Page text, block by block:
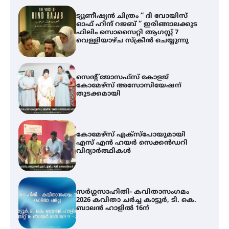
ട്യുണീഷ്യൻ ചിത്രം ” ദി വോയിസ്
ഓഫ് ഹിന്ദ് റജബ് ” ഇരിങ്ങാലക്കുട
ഫിലിം സൊസൈറ്റി ആഗസ്റ്റ് 7
വെള്ളിയാഴ്ച സ്‌ക്രീൻ ചെയ്യുന്നു
സെന്റ് ജോസഫ്സ് കോളജ്
കോമേഴ്‌സ് അസോസിയേഷന്
തുടക്കമായി
കോമേഴ്സ് എക്സ്പോയുമായി
എസ് എൻ ഹയർ സെക്കൻഡറി
വിദ്യാർത്ഥികൾ
സർഗ്ഗസാഹിതി- കവിതാസംഗമം
2026 കവിതാ ചർച്ച കാട്ടൂർ, ടി. കെ.
ബാലൻ ഹാളിൽ 16ന്